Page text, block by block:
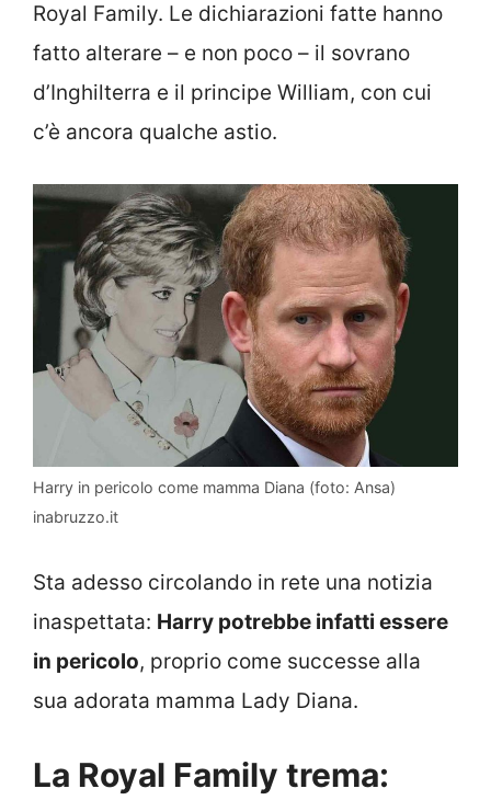
Royal Family. Le dichiarazioni fatte hanno
fatto alterare – e non poco – il sovrano
d’Inghilterra e il principe William, con cui
c’è ancora qualche astio.
Harry in pericolo come mamma Diana (foto: Ansa)
inabruzzo.it
Sta adesso circolando in rete una notizia
inaspettata: Harry potrebbe infatti essere
in pericolo, proprio come successe alla
sua adorata mamma Lady Diana.
La Royal Family trema: